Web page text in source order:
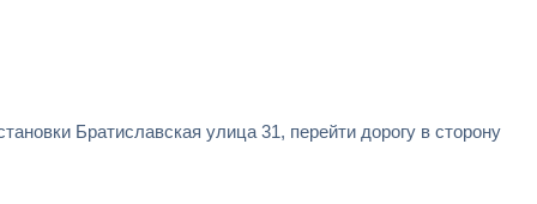
Братиславская улица 31, перейти дорогу в сторону